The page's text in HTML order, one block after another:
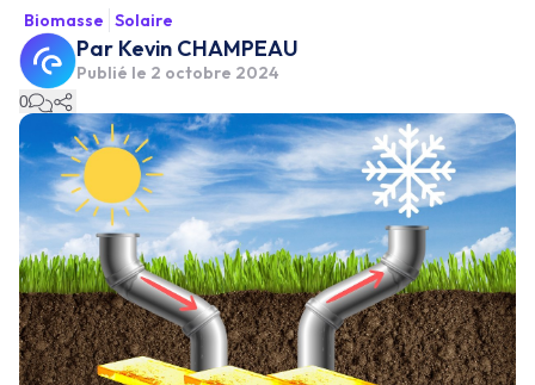
Biomasse Solaire
Par Kevin CHAMPEAU
Publié le 2 octobre 2024
0